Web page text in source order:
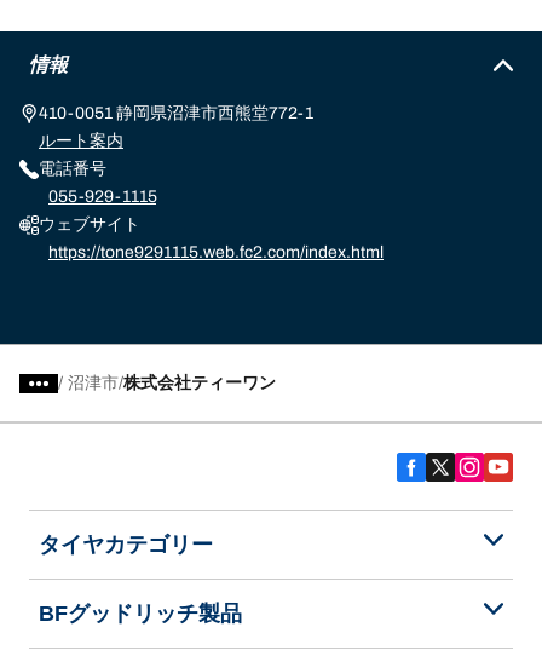
情報
410-0051 静岡県沼津市西熊堂772-1
ルート案内
電話番号
055-929-1115
ウェブサイト
https://tone9291115.web.fc2.com/index.html
/ 沼津市 株式会社ティーワン
タイヤカテゴリー
BFグッドリッチ製品